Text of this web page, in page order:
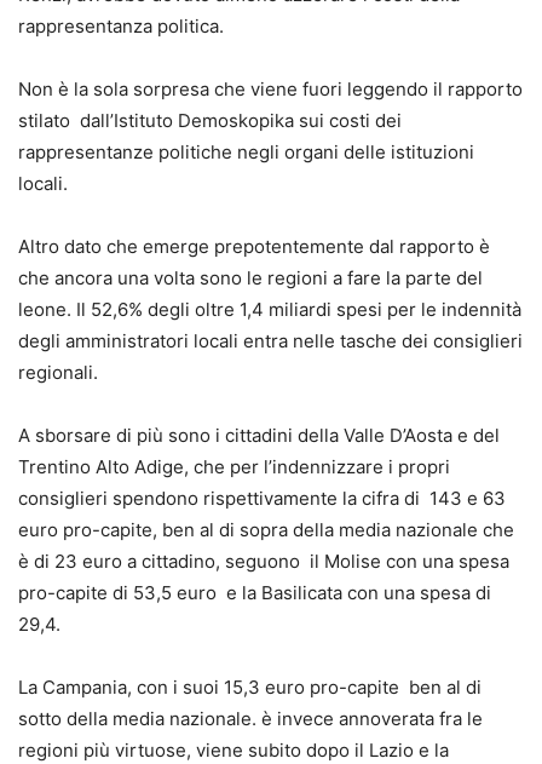
rappresentanza politica.
Non è la sola sorpresa che viene fuori leggendo il rapporto
stilato dall’Istituto Demoskopika sui costi dei
rappresentanze politiche negli organi delle istituzioni
locali.
Altro dato che emerge prepotentemente dal rapporto è
che ancora una volta sono le regioni a fare la parte del
leone. Il 52,6% degli oltre 1,4 miliardi spesi per le indennità
degli amministratori locali entra nelle tasche dei consiglieri
regionali.
A sborsare di più sono i cittadini della Valle D’Aosta e del
Trentino Alto Adige, che per l’indennizzare i propri
consiglieri spendono rispettivamente la cifra di 143 e 63
euro pro-capite, ben al di sopra della media nazionale che
è di 23 euro a cittadino, seguono il Molise con una spesa
pro-capite di 53,5 euro e la Basilicata con una spesa di
29,4.
La Campania, con i suoi 15,3 euro pro-capite ben al di
sotto della media nazionale. è invece annoverata fra le
regioni più virtuose, viene subito dopo il Lazio e la